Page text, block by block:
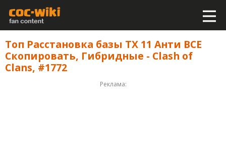
Топ Расстановка базы ТХ 11 Анти ВСЕ
Скопировать, Гибридные - Clash of
Clans, #1772
Реклама: